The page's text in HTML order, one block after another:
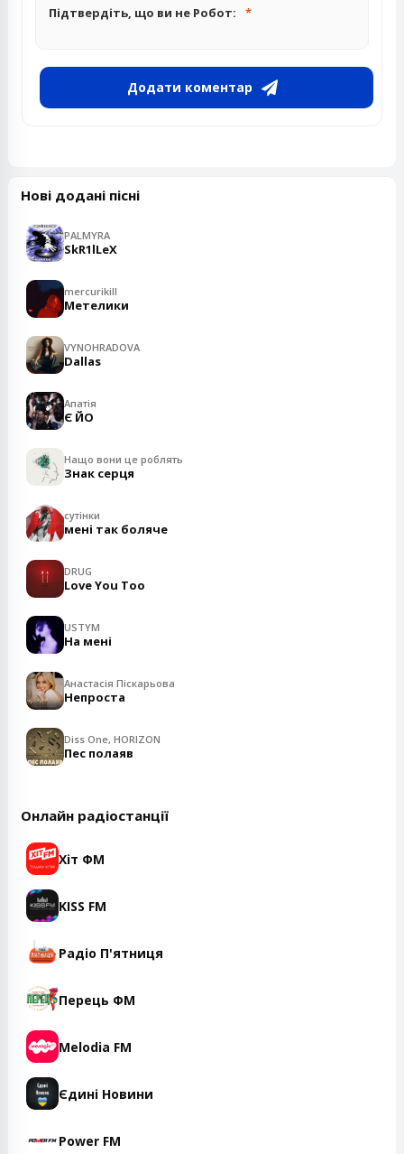
Підтвердіть, що ви не Робот:
Додати коментар
Нові додані пісні
PALMYRA
SkR1lLeX
mercurikill
Метелики
VYNOHRADOVA
Dallas
Апатія
Є ЙО
Нащо вони це роблять
Знак серця
сутінки
мені так боляче
DRUG
Love You Too
USTYM
На мені
Анастасія Піскарьова
Непроста
Diss One, HORIZON
Пес полаяв
Онлайн радіостанції
Хіт ФМ
KISS FM
Радіо П'ятниця
Перець ФМ
Melodia FM
Єдині Новини
Power FM